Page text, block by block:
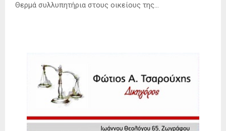
Θερμά συλλυπητήρια στους οικείους της…